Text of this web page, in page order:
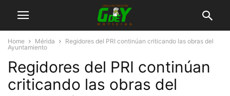
Home Mérida
Regidores del PRI continúan criticando las obras del
Ayuntamiento
Regidores del PRI continúan
criticando las obras del